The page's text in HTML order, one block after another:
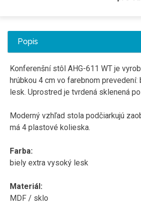
Popis
Konferenšní stôl AHG-611 WT je
hrúbkou 4 cm vo farebnom
lesk. Uprostred je tvrdená sklenená
Moderný vzhľad stola podčiarkujú
má 4 plastové kolieska.
Farba:
biely extra vysoký lesk
Materiál:
MDF / sklo